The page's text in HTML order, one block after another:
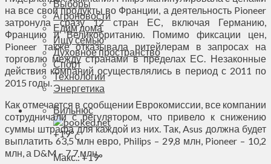
Выборы
Агроновости
Едим дома
Ищу семью
Духовное пространство
Спорт
Технологии
Энергетика
Вильнюс
+19°C
Макс.:+19°
на все свои продукты во Франции, а деятельность Pioneer
затронула сразу 12 стран ЕС, включая Германию,
Францию и Великобританию. Помимо фиксации цен,
Pioneer также отказывала ритейлерам в запросах на
торговлю между странами в пределах ЕС. Незаконные
действия компаний осуществлялись в период с 2011 по
2015 годы.
Как отмечается в сообщении Еврокомиссии, все компании
сотрудничали с регулятором, что привело к снижению
суммы штрафа для каждой из них. Так, Asus должна будет
выплатить 63,5 млн евро, Philips – 29,8 млн, Pioneer – 10,2
млн, а D&M – 7,7 млн.